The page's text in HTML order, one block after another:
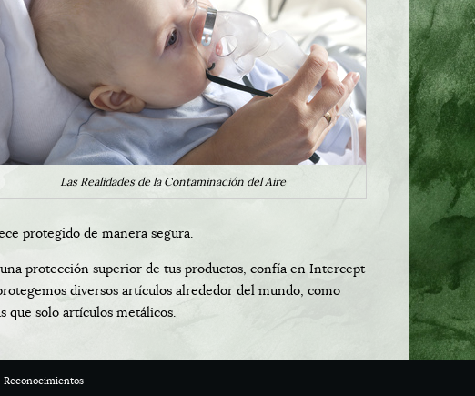
Las Realidades de la Contaminación del Aire
protegido de manera segura.
protección superior de tus productos, confía en Intercept
diversos artículos alrededor del mundo, como
que solo artículos metálicos.
Reconocimientos